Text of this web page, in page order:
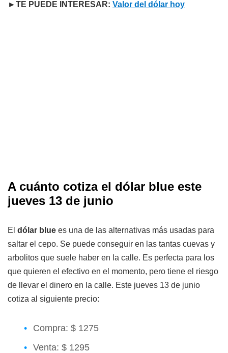
►TE PUEDE INTERESAR: Valor del dólar hoy
A cuánto cotiza el dólar blue este
jueves 13 de junio
El dólar blue es una de las alternativas más usadas para
saltar el cepo. Se puede conseguir en las tantas cuevas y
arbolitos que suele haber en la calle. Es perfecta para los
que quieren el efectivo en el momento, pero tiene el riesgo
de llevar el dinero en la calle. Este jueves 13 de junio
cotiza al siguiente precio:
Compra: $ 1275
Venta: $ 1295